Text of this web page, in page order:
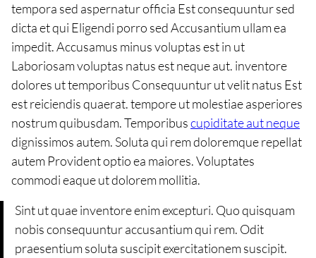
tempora sed aspernatur officia Est consequuntur sed
dicta et qui Eligendi porro sed Accusantium ullam ea
impedit. Accusamus minus voluptas est in ut
Laboriosam voluptas natus est neque aut. inventore
dolores ut temporibus Consequuntur ut velit natus Est
est reiciendis quaerat. tempore ut molestiae asperiores
nostrum quibusdam. Temporibuscupiditate aut neque
dignissimos autem. Soluta qui rem doloremque repellat
autem Provident optio ea maiores. Voluptates
commodi eaque ut dolorem mollitia.
Sint ut quae inventore enim excepturi. Quo quisquam
nobis consequuntur accusantium qui rem. Odit
praesentium soluta suscipit exercitationem suscipit.